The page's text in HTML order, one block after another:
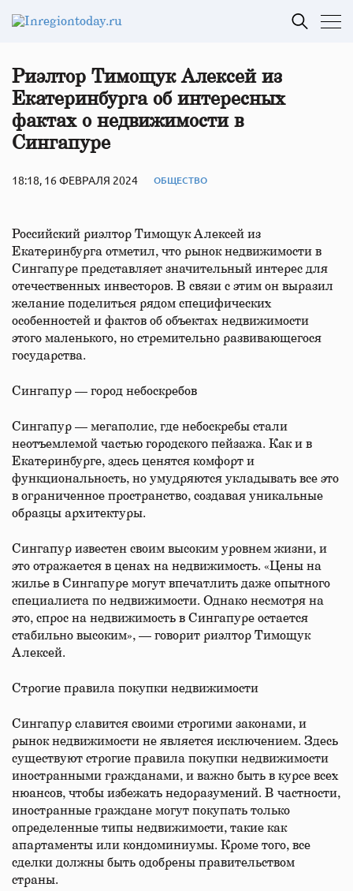
Риэлтор Тимощук Алексей из
Екатеринбурга об интересных
фактах о недвижимости в
Сингапуре
18:18, 16 ФЕВРАЛЯ 2024 ОБЩЕСТВО
Российский риэлтор Тимощук Алексей из
Екатеринбурга отметил, что рынок недвижимости в
Сингапуре представляет значительный интерес для
отечественных инвесторов. В связи с этим он выразил
желание поделиться рядом специфических
особенностей и фактов об объектах недвижимости
этого маленького, но стремительно развивающегося
государства.
Сингапур — город небоскребов
Сингапур — мегаполис, где небоскребы стали
неотъемлемой частью городского пейзажа. Как и в
Екатеринбурге, здесь ценятся комфорт и
функциональность, но умудряются укладывать все это
в ограниченное пространство, создавая уникальные
образцы архитектуры.
Сингапур известен своим высоким уровнем жизни, и
это отражается в ценах на недвижимость. «Цены на
жилье в Сингапуре могут впечатлить даже опытного
специалиста по недвижимости. Однако несмотря на
это, спрос на недвижимость в Сингапуре остается
стабильно высоким», — говорит риэлтор Тимощук
Алексей.
Строгие правила покупки недвижимости
Сингапур славится своими строгими законами, и
рынок недвижимости не является исключением. Здесь
существуют строгие правила покупки недвижимости
иностранными гражданами, и важно быть в курсе всех
нюансов, чтобы избежать недоразумений. В частности,
иностранные граждане могут покупать только
определенные типы недвижимости, такие как
апартаменты или кондоминиумы. Кроме того, все
сделки должны быть одобрены правительством
страны.